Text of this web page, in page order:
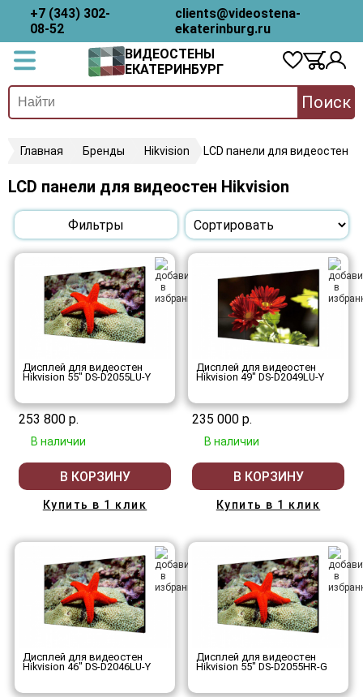
+7 (343) 302-
08-52
clients@videostena-
ekaterinburg.ru
ВИДЕОСТЕНЫ
ЕКАТЕРИНБУРГ
Поиск
Главная Бренды Hikvision LCD панели для видеостен
LCD панели для видеостен Hikvision
Фильтры
Дисплей для видеостен
Hikvision 55" DS-D2055LU-Y
253 800 р.
В наличии
В КОРЗИНУ
Купить в 1 клик
Дисплей для видеостен
Hikvision 49" DS-D2049LU-Y
235 000 р.
В наличии
В КОРЗИНУ
Купить в 1 клик
Дисплей для видеостен
Hikvision 46" DS-D2046LU-Y
Дисплей для видеостен
Hikvision 55" DS-D2055HR-G